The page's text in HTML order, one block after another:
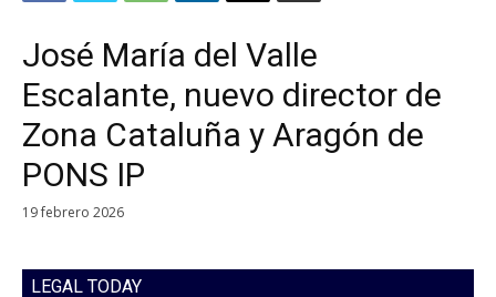
José María del Valle
Escalante, nuevo director de
Zona Cataluña y Aragón de
PONS IP
19 febrero 2026
LEGAL TODAY